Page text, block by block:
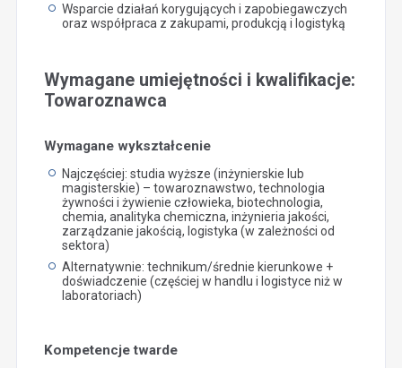
Wsparcie działań korygujących i zapobiegawczych
oraz współpraca z zakupami, produkcją i logistyką
Wymagane umiejętności i kwalifikacje:
Towaroznawca
Wymagane wykształcenie
Najczęściej: studia wyższe (inżynierskie lub
magisterskie) – towaroznawstwo, technologia
żywności i żywienie człowieka, biotechnologia,
chemia, analityka chemiczna, inżynieria jakości,
zarządzanie jakością, logistyka (w zależności od
sektora)
Alternatywnie: technikum/średnie kierunkowe +
doświadczenie (częściej w handlu i logistyce niż w
laboratoriach)
Kompetencje twarde